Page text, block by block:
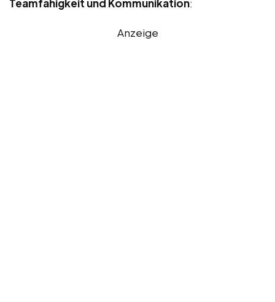
Teamfähigkeit und Kommunikation:
Anzeige